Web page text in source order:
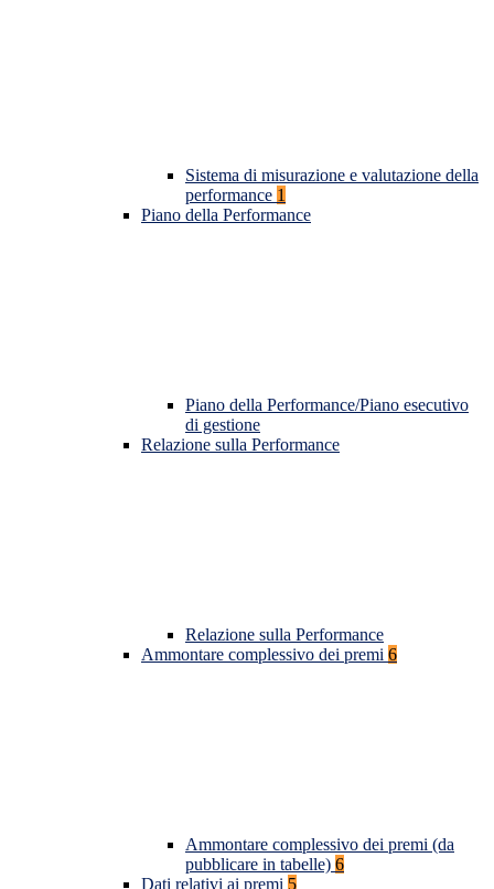
Sistema di misurazione e valutazione della
performance 1
Piano della Performance
Piano della Performance/Piano esecutivo
di gestione
Relazione sulla Performance
Relazione sulla Performance
Ammontare complessivo dei premi 6
Ammontare complessivo dei premi (da
pubblicare in tabelle) 6
Dati relativi ai premi 5